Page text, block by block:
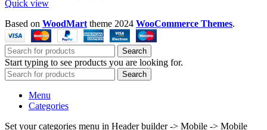
Quick view
Based on WoodMart theme 2024 WooCommerce Themes.
Search
Start typing to see products you are looking for.
Search
Menu
Categories
Set your categories menu in Header builder -> Mobile -> Mobile